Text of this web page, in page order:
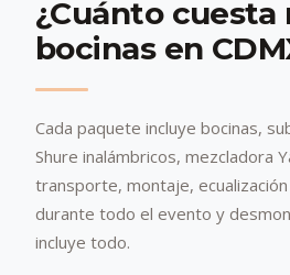
¿Cuánto cuesta
bocinas en
Cada paquete incluye bocinas,
Shure inalámbricos, mezcladora
transporte, montaje,
durante todo el evento y
incluye todo.